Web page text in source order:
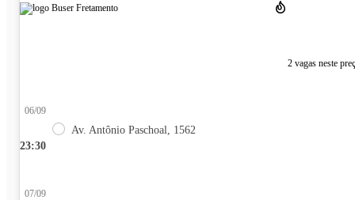
2 vagas neste
23:30
06/09
Av. Antônio Paschoal, 1562
07/09